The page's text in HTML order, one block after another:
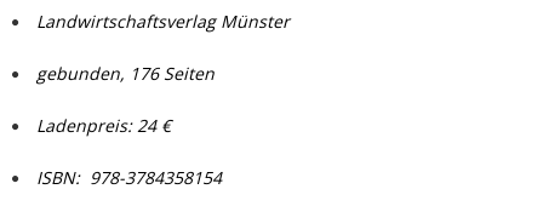
Landwirtschaftsverlag Münster
gebunden, 176 Seiten
Ladenpreis: 24 €
ISBN: 978-3784358154